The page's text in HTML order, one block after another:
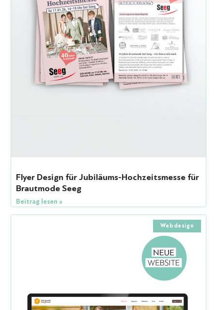
Flyer Design für Jubiläums-Hochzeitsmesse für
Brautmode Seeg
Beitrag lesen »
Webdesign